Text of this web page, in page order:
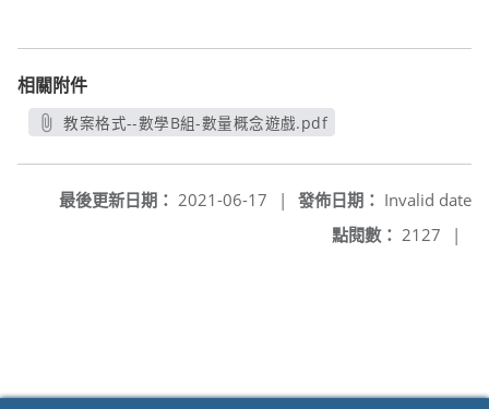
相關附件
教案格式--數學B組-數量概念遊戲.pdf
發佈日期： Invalid date
最後更新日期： 2021-06-17
|
點閱數： 2127 |